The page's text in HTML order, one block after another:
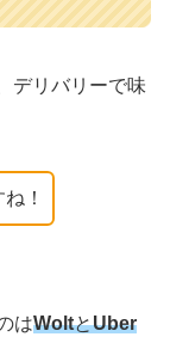
デリバリーで味
！
はWoltとUber